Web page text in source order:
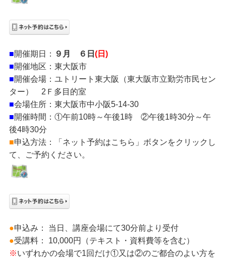
■開催期日： ９月 ６日 (日)
■開催地区：東大阪市
■開催会場：ユトリート東大阪（東大阪市立勤労市民セン
ター） 2Ｆ多目的室
■会場住所：東大阪市中小阪5-14-30
■開催時間：①午前10時～午後1時 ②午後1時30分～午
後4時30分
■申込方法：「ネット予約はこちら」ボタンをクリックし
て、ご予約ください。
●申込み： 当日、講座会場にて30分前より受付
●受講料： 10,000円（テキスト・資料費等を含む）
※いずれかの会場で1回だけ①又は②のご都合のよい方を